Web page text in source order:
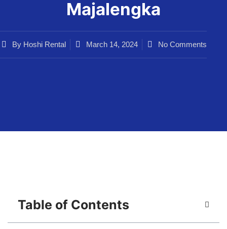
Majalengka
By Hoshi Rental March 14, 2024 No Comments
Table of Contents